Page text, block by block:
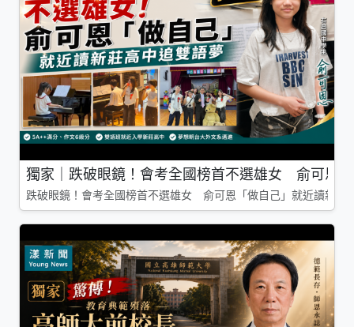
獨家｜跌破眼鏡！會考全國榜首不選雄女 俞可恩
跌破眼鏡！會考全國榜首不選雄女 俞可恩「做自己」就近讀新莊